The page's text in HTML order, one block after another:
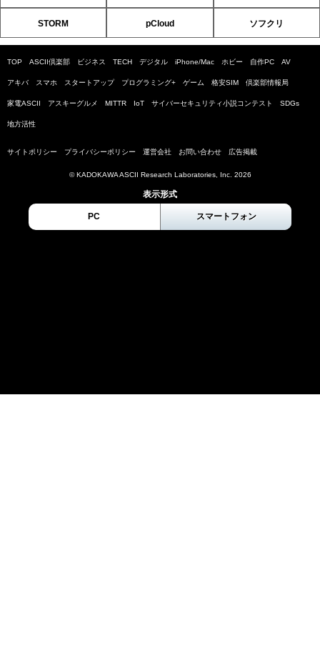
STORM pCloud ソフクリ
TOP ASCII倶楽部 ビジネス TECH デジタル iPhone/Mac ホビー 自作PC AV
アキバ スマホ スタートアップ プログラミング+ ゲーム 格安SIM 倶楽部情報局
家電ASCII アスキーグルメ MITTR IoT サイバーセキュリティ小説コンテスト SDGs
地方活性
サイトポリシー プライバシーポリシー 運営会社 お問い合わせ 広告掲載
© KADOKAWA ASCII Research Laboratories, Inc. 2026
表示形式
PC スマートフォン